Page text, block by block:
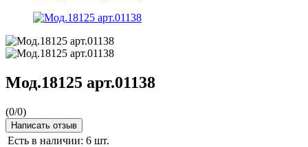
Мод.18125 арт.01138
(0/0)
Написать отзыв
Есть в наличии: 6 шт.